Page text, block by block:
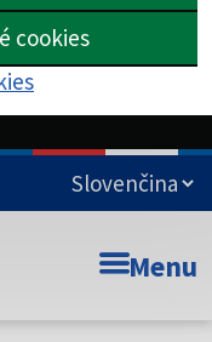
cookies
Menu